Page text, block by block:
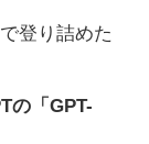
登り詰めた
の「GPT-